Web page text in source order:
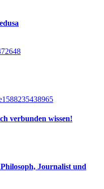
verbunden wissen!
Journalist und